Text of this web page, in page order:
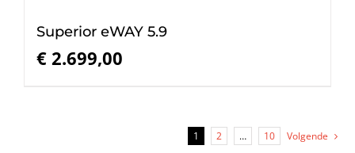
Superior eWAY 5.9
€ 2.699,00
1 2 … 10 Volgende